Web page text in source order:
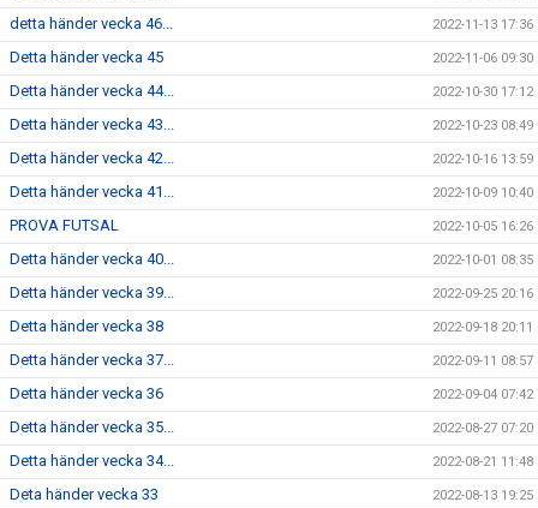
detta händer vecka 46... 2022-11-13 17:36
Detta händer vecka 45 2022-11-06 09:30
Detta händer vecka 44... 2022-10-30 17:12
Detta händer vecka 43... 2022-10-23 08:49
Detta händer vecka 42... 2022-10-16 13:59
Detta händer vecka 41... 2022-10-09 10:40
PROVA FUTSAL 2022-10-05 16:26
Detta händer vecka 40... 2022-10-01 08:35
Detta händer vecka 39... 2022-09-25 20:16
Detta händer vecka 38 2022-09-18 20:11
Detta händer vecka 37... 2022-09-11 08:57
Detta händer vecka 36 2022-09-04 07:42
Detta händer vecka 35... 2022-08-27 07:20
Detta händer vecka 34... 2022-08-21 11:48
Deta händer vecka 33 2022-08-13 19:25